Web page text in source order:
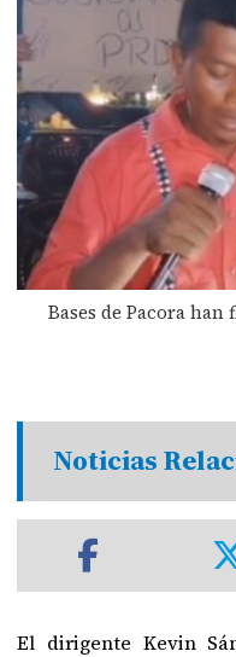
Bases de Pacora
Noticias
El dirigente Kevin